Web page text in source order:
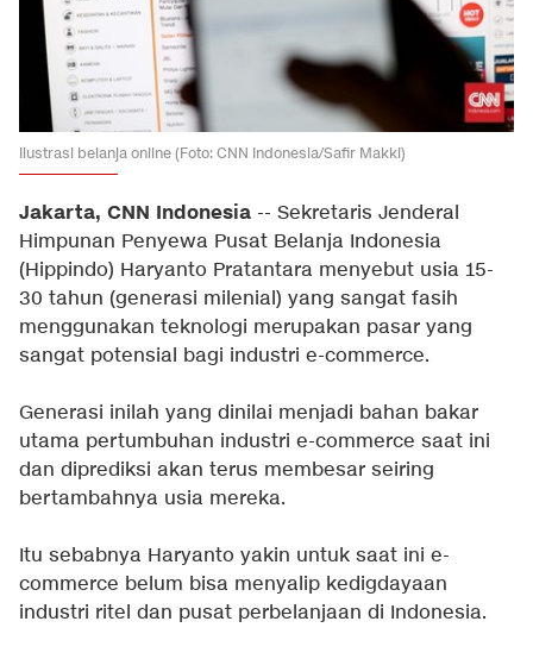
Ilustrasi belanja online (Foto: CNN Indonesia/Safir Makki)
Jakarta, CNN Indonesia -- Sekretaris Jenderal
Himpunan Penyewa Pusat Belanja Indonesia
(Hippindo) Haryanto Pratantara menyebut usia 15-
30 tahun (generasi milenial) yang sangat fasih
menggunakan teknologi merupakan pasar yang
sangat potensial bagi industri e-commerce.
Generasi inilah yang dinilai menjadi bahan bakar
utama pertumbuhan industri e-commerce saat ini
dan diprediksi akan terus membesar seiring
bertambahnya usia mereka.
Itu sebabnya Haryanto yakin untuk saat ini e-
commerce belum bisa menyalip kedigdayaan
industri ritel dan pusat perbelanjaan di Indonesia.